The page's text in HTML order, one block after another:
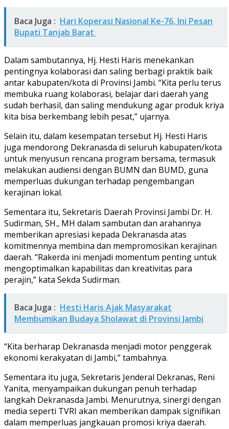
Baca Juga : Hari Koperasi Nasional Ke-76, Ini Pesan
Bupati Tanjab Barat
Dalam sambutannya, Hj. Hesti Haris menekankan
pentingnya kolaborasi dan saling berbagi praktik baik
antar kabupaten/kota di Provinsi Jambi. “Kita perlu terus
membuka ruang kolaborasi, belajar dari daerah yang
sudah berhasil, dan saling mendukung agar produk kriya
kita bisa berkembang lebih pesat,” ujarnya.
Selain itu, dalam kesempatan tersebut Hj. Hesti Haris
juga mendorong Dekranasda di seluruh kabupaten/kota
untuk menyusun rencana program bersama, termasuk
melakukan audiensi dengan BUMN dan BUMD, guna
memperluas dukungan terhadap pengembangan
kerajinan lokal.
Sementara itu, Sekretaris Daerah Provinsi Jambi Dr. H.
Sudirman, SH., MH dalam sambutan dan arahannya
memberikan apresiasi kepada Dekranasda atas
komitmennya membina dan mempromosikan kerajinan
daerah. “Rakerda ini menjadi momentum penting untuk
mengoptimalkan kapabilitas dan kreativitas para
perajin,” kata Sekda Sudirman.
Baca Juga : Hesti Haris Ajak Masyarakat
Membumikan Budaya Sholawat di Provinsi Jambi
“Kita berharap Dekranasda menjadi motor penggerak
ekonomi kerakyatan di Jambi,” tambahnya.
Sementara itu juga, Sekretaris Jenderal Dekranas, Reni
Yanita, menyampaikan dukungan penuh terhadap
langkah Dekranasda Jambi. Menurutnya, sinergi dengan
media seperti TVRI akan memberikan dampak signifikan
dalam memperluas jangkauan promosi kriya daerah.